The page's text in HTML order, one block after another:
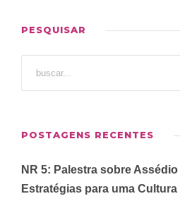
PESQUISAR
POSTAGENS RECENTES
NR 5: Palestra sobre
Estratégias para uma Cultura